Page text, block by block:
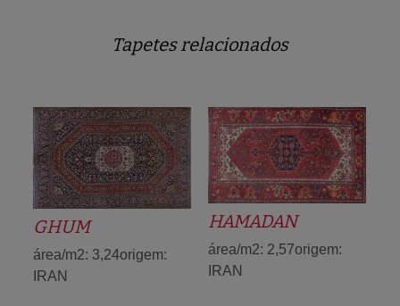
Tapetes relacionados
GHUM
área/m2: 3,24origem:
IRAN
HAMADAN
área/m2: 2,57origem:
IRAN